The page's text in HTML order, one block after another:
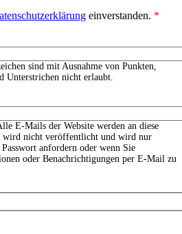
einverstanden. *
sind mit Ausnahme von Punkten,
Unterstrichen nicht erlaubt.
E-Mails der Website werden an diese
wird nicht veröffentlicht und wird nur
anfordern oder wenn Sie
oder Benachrichtigungen per E-Mail zu